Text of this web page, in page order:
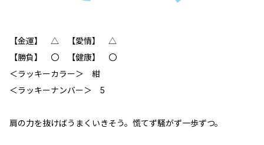
【金運】 △ 【愛情】 △
【勝負】 〇 【健康】 〇
＜ラッキーカラー＞ 紺
＜ラッキーナンバー＞ 5
肩の力を抜けばうまくいきそう。慌てず騒がず一歩ずつ。